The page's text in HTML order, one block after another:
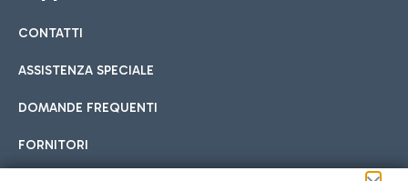
Cucina Internazionale
Hotel in aeroporto
Scegli l'alloggio più adatto e approfitta della vicinanza
all'aeroporto.
Car sharing
Con il Car Sharing è ancora più facile spostarsi
CONTATTI
ASSISTENZA SPECIALE
DOMANDE FREQUENTI
FORNITORI